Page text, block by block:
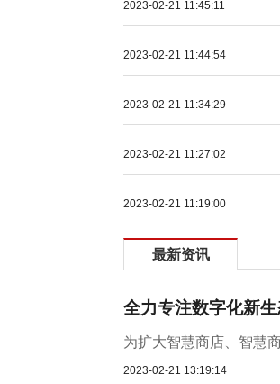
2023-02-21 11:45:11
2023-02-21 11:44:54
2023-02-21 11:34:29
2023-02-21 11:27:02
2023-02-21 11:19:00
最新资讯
全力专注数字化新
为扩大智慧商店、智慧
2023-02-21 13:19:14